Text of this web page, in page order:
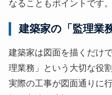
なることもポイントです。
建築家の「監理業
建築家は図面を描くだけ
理業務」という大切な役
実際の工事が図面通りに